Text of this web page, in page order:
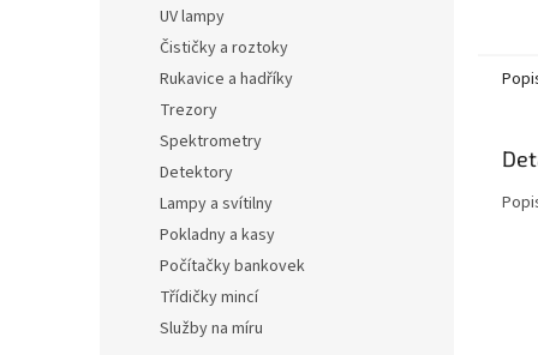
UV lampy
Čističky a roztoky
Rukavice a hadříky
Trezory
Spektrometry
Detektory
Lampy a svítilny
Pokladny a kasy
Počítačky bankovek
Třídičky mincí
Služby na míru